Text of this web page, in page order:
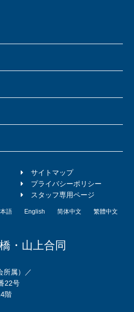
サイトマップ
プライバシーポリシー
スタッフ専用ページ
語 English 简体中文 繁體中文
・山上合同
所属）／
22号
階